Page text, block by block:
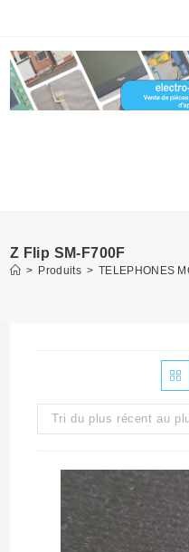
content
Z Flip SM-F700F
> Produits > TELEPHONES
Tri du plus récent au